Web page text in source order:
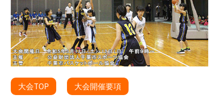
大会TOP 大会開催要項